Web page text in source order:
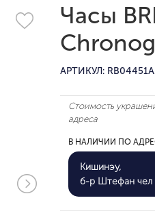
Часы
АРТИКУЛ:
Стоимость
адреса
В НАЛИЧИИ ПО
Кишинэу,
б-р Штефан чел